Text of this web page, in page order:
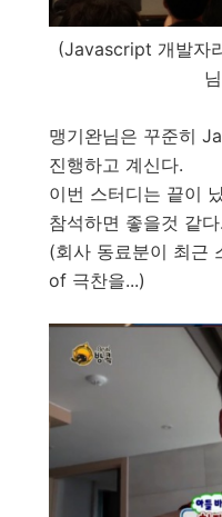
(Javascript 개발자
맹기완님은 꾸준히
진행하고 계신다.
이번 스터디는 끝이
참석하면 좋을것 같다.
(회사 동료분이 최근
of 극찬을...)